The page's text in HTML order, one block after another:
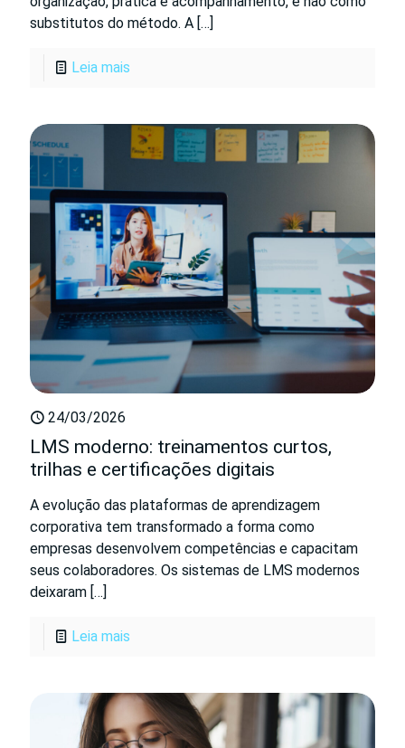
substitutos do método. A […]
Leia mais
24/03/2026
LMS moderno: treinamentos curtos,
trilhas e certificações digitais
A evolução das plataformas de aprendizagem
corporativa tem transformado a forma como
empresas desenvolvem competências e capacitam
seus colaboradores. Os sistemas de LMS modernos
deixaram […]
Leia mais